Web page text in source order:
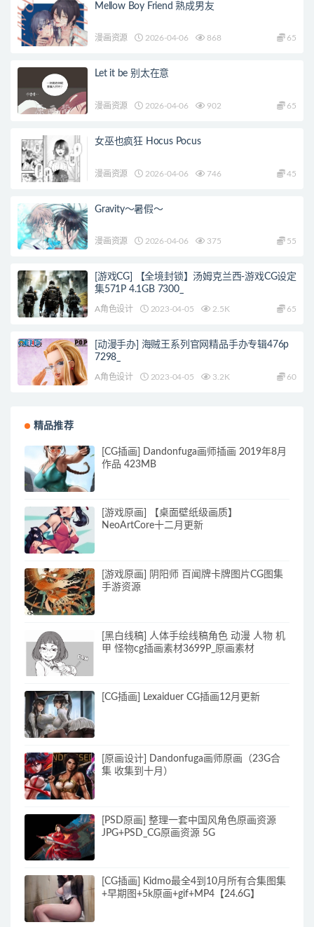
Mellow Boy Friend 熟成男友
漫画资源 2026-04-06 868 65
Let it be 别太在意
漫画资源 2026-04-06 902 65
女巫也疯狂 Hocus Pocus
漫画资源 2026-04-06 746 45
Gravity～暑假～
漫画资源 2026-04-06 375 55
[游戏CG] 【全境封锁】汤姆克兰西-游戏CG设定
集571P 4.1GB 7300_
A角色设计 2023-04-05 2.5K 65
[动漫手办] 海贼王系列官网精品手办专辑476p
7298_
A角色设计 2023-04-05 3.2K 60
精品推荐
[CG插画] Dandonfuga画师插画 2019年8月
作品 423MB
[游戏原画] 【桌面壁纸级画质】
NeoArtCore十二月更新
[游戏原画] 阴阳师 百闻牌卡牌图片CG图集
手游资源
[黑白线稿] 人体手绘线稿角色 动漫 人物 机
甲 怪物cg插画素材3699P_原画素材
[CG插画] Lexaiduer CG插画12月更新
[原画设计] Dandonfuga画师原画（23G合
集 收集到十月）
[PSD原画] 整理一套中国风角色原画资源
JPG+PSD_CG原画资源 5G
[CG插画] Kidmo最全4到10月所有合集图集
+早期图+5k原画+gif+MP4【24.6G】